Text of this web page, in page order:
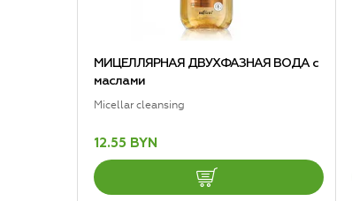
МИЦЕЛЛЯРНАЯ ДВУХФАЗНАЯ ВОДА с
маслами
Micellar cleansing
12.55 BYN